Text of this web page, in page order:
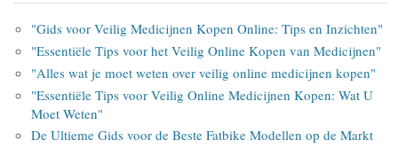
"Gids voor Veilig Medicijnen Kopen Online: Tips en Inzichten"
"Essentiële Tips voor het Veilig Online Kopen van Medicijnen"
"Alles wat je moet weten over veilig online medicijnen kopen"
"Essentiële Tips voor Veilig Online Medicijnen Kopen: Wat U
Moet Weten"
De Ultieme Gids voor de Beste Fatbike Modellen op de Markt